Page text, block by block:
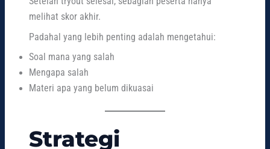
melihat skor akhir.
Padahal yang lebih penting adalah mengetahui:
Soal mana yang salah
Mengapa salah
Materi apa yang belum dikuasai
Strategi